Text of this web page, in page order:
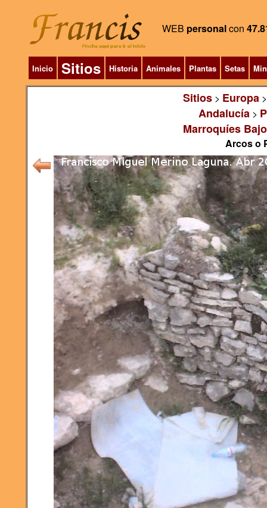
WEB personalcon
Inicio Sitios Historia Animales Plantas Setas
Sitios> Europa
Andalucía >
Marroquíes
Arcos o